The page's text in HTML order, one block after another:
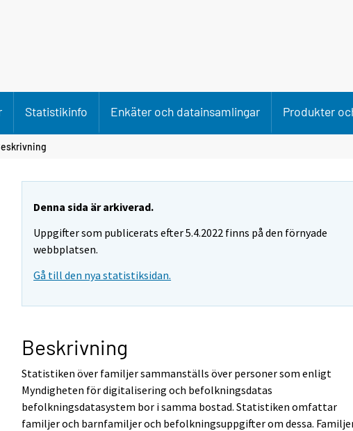
Statistikinfo Enkäter och datainsamlingar Produkter
Denna sida är arkiverad.
Uppgifter som publicerats efter 5.4.2022 finns på den förnyade
webbplatsen.
Gå till den nya statistiksidan.
Beskrivning
Statistiken över familjer sammanställs över personer som enligt
Myndigheten för digitalisering och befolkningsdatas
befolkningsdatasystem bor i samma bostad. Statistiken omfattar
familjer och barnfamiljer och befolkningsuppgifter om dessa.